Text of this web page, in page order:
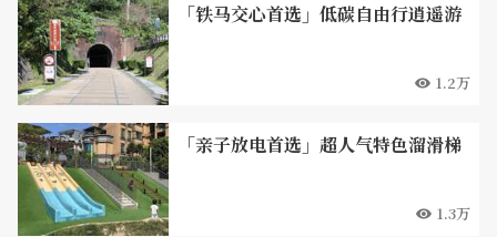
「铁马交心首选」低碳自由行逍遥游
1.2万
「亲子放电首选」超人气特色溜滑梯
1.3万